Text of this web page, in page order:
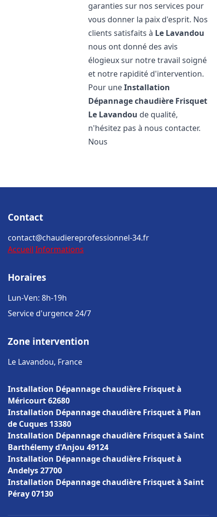
garanties sur nos services pour
vous donner la paix d'esprit. Nos
clients satisfaits à Le Lavandou
nous ont donné des avis
élogieux sur notre travail soigné
et notre rapidité d'intervention.
Pour uneInstallation
Dépannage chaudière Frisquet
Le Lavandou de qualité,
n'hésitez pas à nous contacter.
Nous
Contact
contact@chaudiereprofessionnel-34.fr
Accueil Informations
Horaires
Lun-Ven: 8h-19h
Service d'urgence 24/7
Zone intervention
Le Lavandou, France
Installation Dépannage chaudière Frisquet à
Méricourt 62680
Installation Dépannage chaudière Frisquet à Plan
de Cuques 13380
Installation Dépannage chaudière Frisquet à Saint
Barthélemy d'Anjou 49124
Installation Dépannage chaudière Frisquet à
Andelys 27700
Installation Dépannage chaudière Frisquet à Saint
Péray 07130